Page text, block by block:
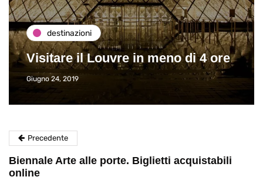
destinazioni
Visitare il Louvre in meno di 4 ore
Giugno 24, 2019
Precedente
Biennale Arte alle porte. Biglietti acquistabili
online